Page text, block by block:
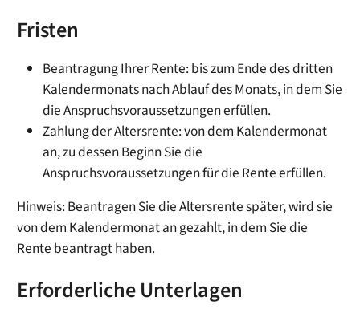
Fristen
Beantragung Ihrer Rente: bis zum Ende des dritten
Kalendermonats nach Ablauf des Monats, in dem Sie
die Anspruchsvoraussetzungen erfüllen.
Zahlung der Altersrente: von dem Kalendermonat
an, zu dessen Beginn Sie die
Anspruchsvoraussetzungen für die Rente erfüllen.
Hinweis: Beantragen Sie die Altersrente später, wird sie
von dem Kalendermonat an gezahlt, in dem Sie die
Rente beantragt haben.
Erforderliche Unterlagen